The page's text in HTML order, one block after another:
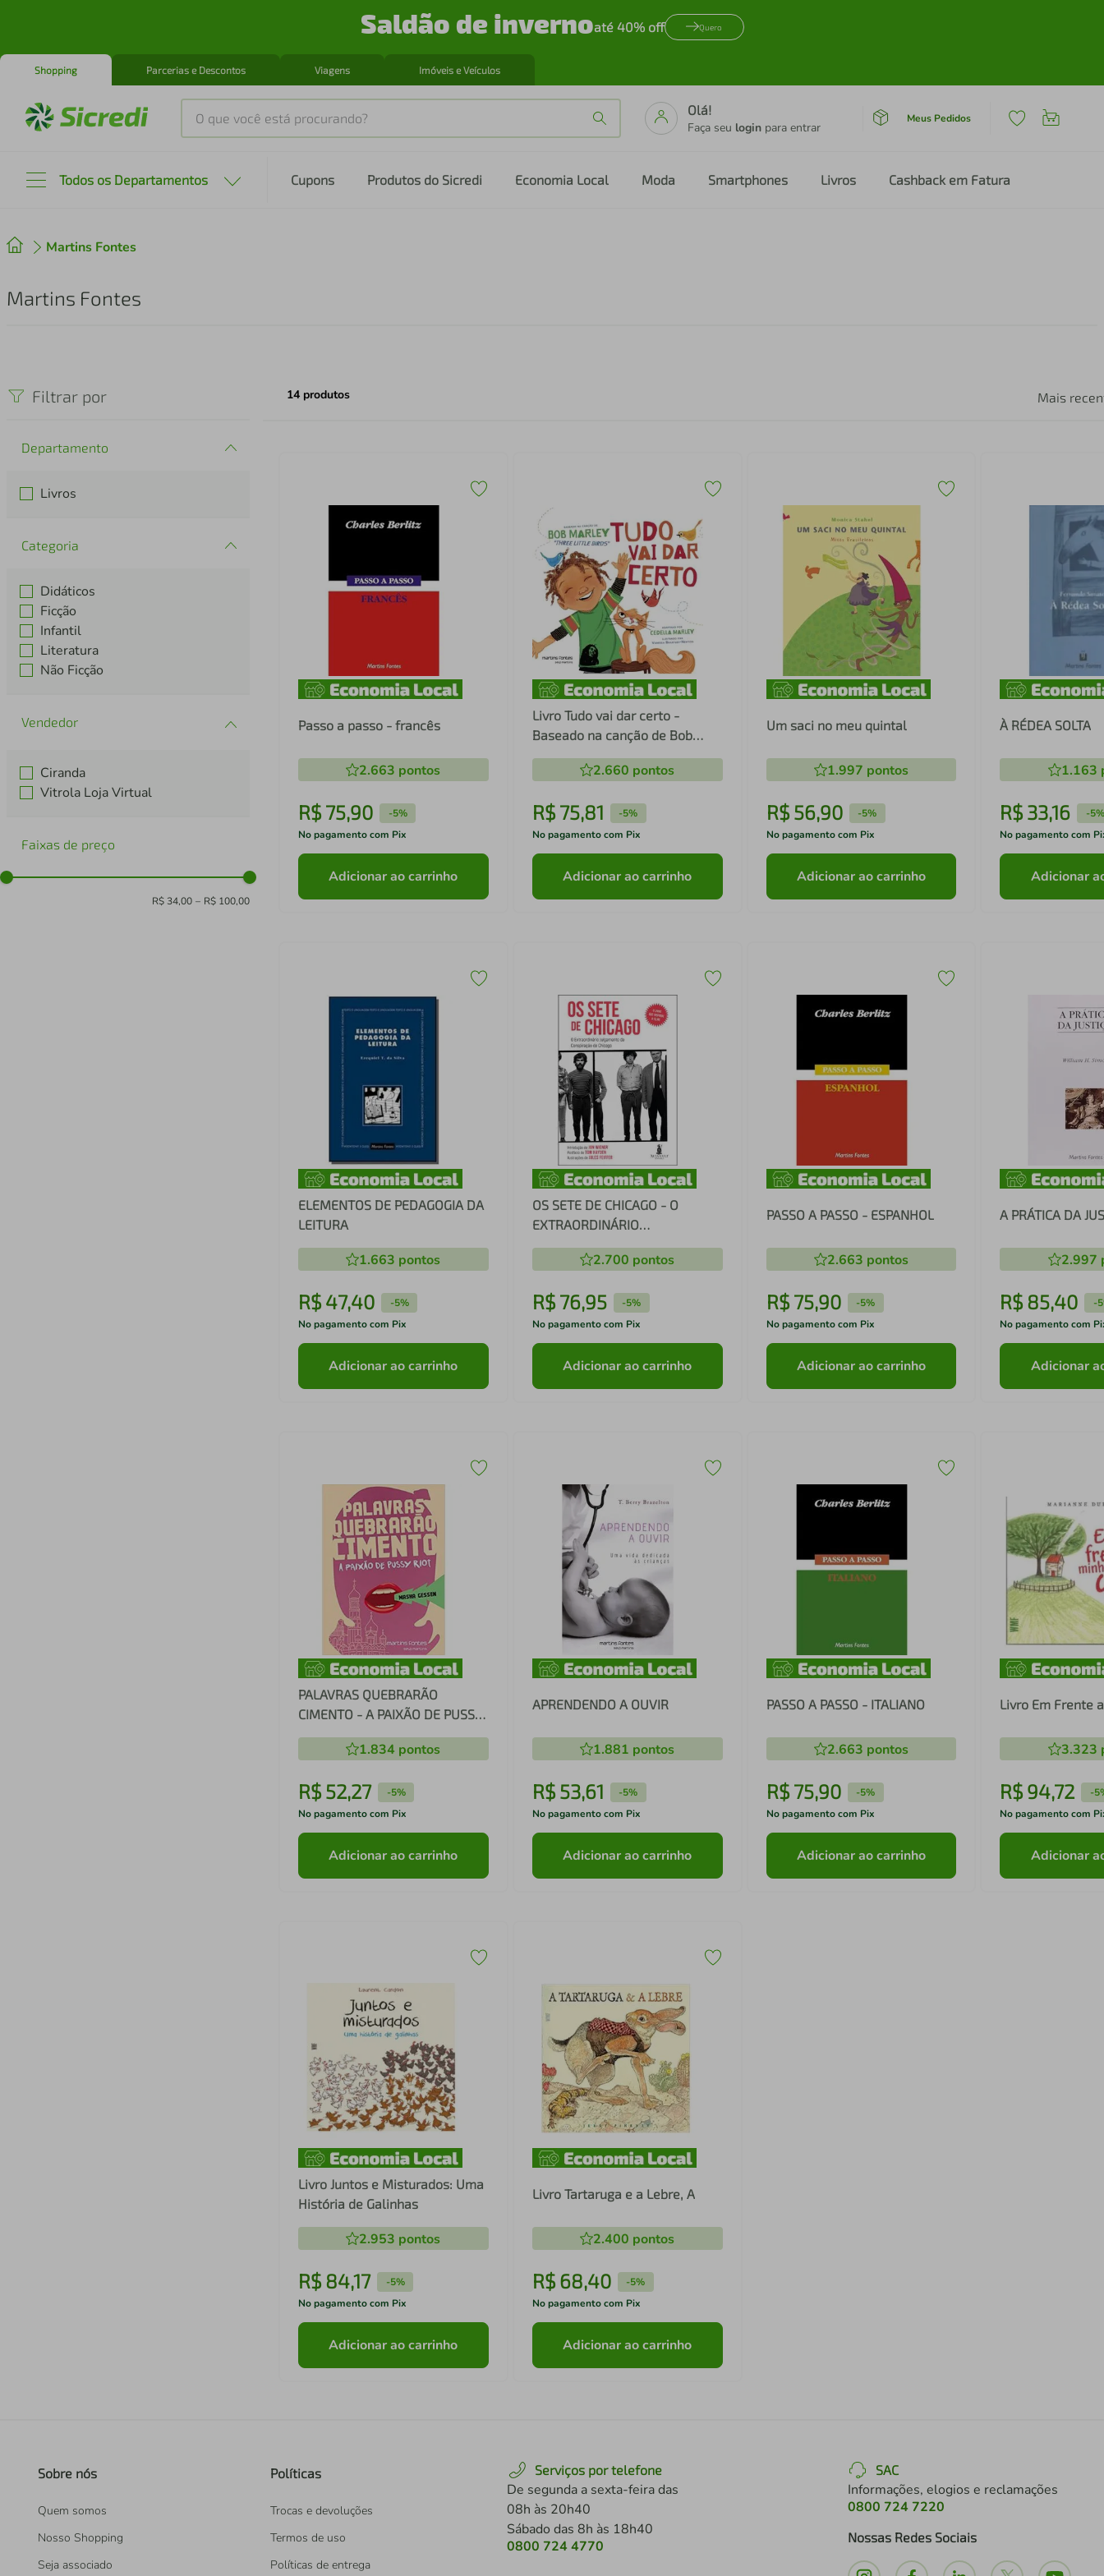
Saldão de invernoaté 40% off Quero
Shopping Parcerias e Descontos Viagens Imóveis e Veículos
O que você está procurando?
Olá!
Faça seu login para entrar
Meus Pedidos
Todos os Departamentos Cupons Produtos do Sicredi Economia Local Moda Smartphones Livros Cashback em Fatura
Martins Fontes
Martins Fontes
Filtrar por
Departamento
Livros
Categoria
Didáticos
Ficção
Infantil
Literatura
Não Ficção
Ciranda
Vitrola Loja Virtual
Faixas de preço
R$ 34,00 – R$ 100,00
14 produtos Mais
Passo a passo - francês
2.663 pontos
R$ 75,90 -5%
No pagamento com Pix
Adicionar ao carrinho
Livro Tudo vai dar certo -
Baseado na canção de Bob
Marley "Three Little Birds"
2.660 pontos
R$ 75,81 -5%
No pagamento com Pix
Adicionar ao carrinho
Um saci no meu quintal
1.997 pontos
R$ 56,90 -5%
No pagamento com Pix
Adicionar ao carrinho
À RÉDEA SOLTA
1.163
R$33,16 -5%
No pagamento com
Adicionar
ELEMENTOS DE PEDAGOGIA DA
LEITURA
1.663 pontos
R$ 47,40 -5%
No pagamento com Pix
Adicionar ao carrinho
OS SETE DE CHICAGO - O
EXTRAORDINÁRIO
JULGAMENTO DA CONSPIRAÇÃO
DE CHICAGO2.700 pontos
R$ 76,95 -5%
No pagamento com Pix
Adicionar ao carrinho
PASSO A PASSO - ESPANHOL
2.663 pontos
R$ 75,90 -5%
No pagamento com Pix
Adicionar ao carrinho
A PRÁTICA DA
2.997
R$85,40 -
No pagamento com
Adicionar
PALAVRAS QUEBRARÃO
CIMENTO - A PAIXÃO DE PUSSY
RIOT
1.834 pontos
R$ 52,27 -5%
No pagamento com Pix
Adicionar ao carrinho
APRENDENDO A OUVIR
1.881 pontos
R$ 53,61 -5%
No pagamento com Pix
Adicionar ao carrinho
PASSO A PASSO - ITALIANO
2.663 pontos
R$ 75,90 -5%
No pagamento com Pix
Adicionar ao carrinho
Livro Em Frente
3.323
R$94,72 -
No pagamento com
Adicionar
Livro Juntos e Misturados: Uma
História de Galinhas
2.953 pontos
R$ 84,17 -5%
No pagamento com Pix
Adicionar ao carrinho
Livro Tartaruga e a Lebre, A
2.400 pontos
R$ 68,40 -5%
No pagamento com Pix
Adicionar ao carrinho
Sobre nós
Quem somos
Nosso Shopping
Seja associado
Políticas
Trocas e devoluções
Termos de uso
Políticas de entrega
Serviços por telefone
De segunda a sexta-feira das
08h às 20h40
Sábado das 8h às 18h40
0800 724 4770
SAC
Informações, elogios e reclamações
0800 724 7220
Nossas Redes Sociais